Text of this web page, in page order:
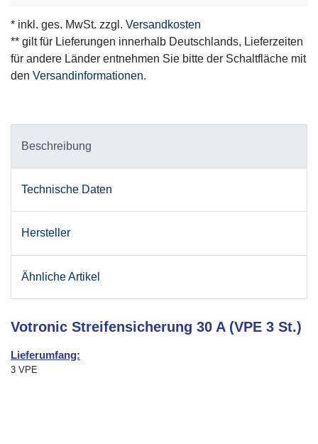
* inkl. ges. MwSt. zzgl. Versandkosten
** gilt für Lieferungen innerhalb Deutschlands, Lieferzeiten
für andere Länder entnehmen Sie bitte der Schaltfläche mit
den Versandinformationen.
Beschreibung
Technische Daten
Hersteller
Ähnliche Artikel
Votronic Streifensicherung 30 A (VPE 3 St.)
Lieferumfang:
3 VPE